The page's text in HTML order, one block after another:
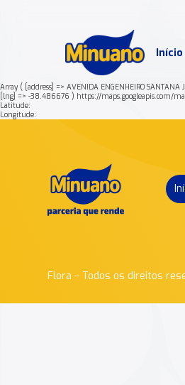
Início
Array ( [address] => AVENIDA ENGENHEIRO SANTANA
[lng] => -38.486676 ) https://maps.googleapis.com/
Latitude:
Longitude:
Flora – Todos os direitos